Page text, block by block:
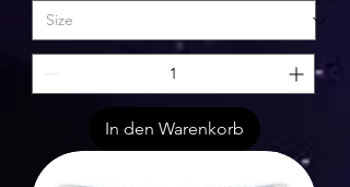
In den Warenkorb